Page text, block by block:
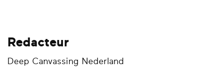
Redacteur
Deep Canvassing Nederland